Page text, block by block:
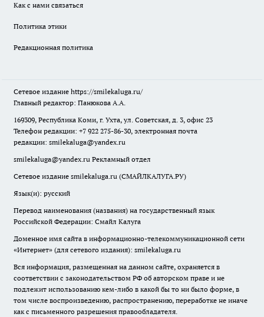
Как с нами связаться
Политика этики
Редакционная политика
Сетевое издание https://smilekaluga.ru/
Главный редактор: Панюкова А.А.
169309, Республика Коми, г. Ухта, ул. Советская, д. 3, офис 23
Телефон редакции: +7 922 275-86-30, электронная почта
редакции: smilekaluga@yandex.ru
smilekaluga@yandex.ru Рекламный отдел
Сетевое издание smilekaluga.ru (СМАЙЛКАЛУГА.РУ)
Язык(и): русский
Перевод наименования (названия) на государственный язык
Российской Федерации: Смайл Калуга
Доменное имя сайта в информационно-телекоммуникационной сети
«Интернет» (для сетевого издания): smilekaluga.ru
Вся информация, размещенная на данном сайте, охраняется в
соответствии с законодательством РФ об авторском праве и не
подлежит использованию кем-либо в какой бы то ни было форме, в
том числе воспроизведению, распространению, переработке не иначе
как с письменного разрешения правообладателя.